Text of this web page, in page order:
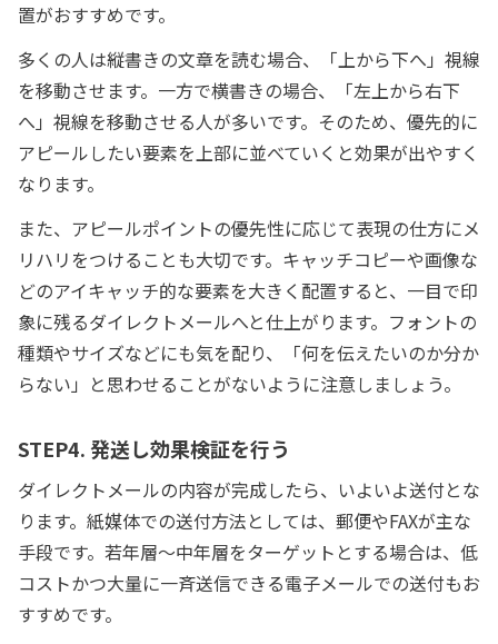
置がおすすめです。
多くの人は縦書きの文章を読む場合、「上から下へ」視線
を移動させます。一方で横書きの場合、「左上から右下
へ」視線を移動させる人が多いです。そのため、優先的に
アピールしたい要素を上部に並べていくと効果が出やすく
なります。
また、アピールポイントの優先性に応じて表現の仕方にメ
リハリをつけることも大切です。キャッチコピーや画像な
どのアイキャッチ的な要素を大きく配置すると、一目で印
象に残るダイレクトメールへと仕上がります。フォントの
種類やサイズなどにも気を配り、「何を伝えたいのか分か
らない」と思わせることがないように注意しましょう。
STEP4. 発送し効果検証を行う
ダイレクトメールの内容が完成したら、いよいよ送付とな
ります。紙媒体での送付方法としては、郵便やFAXが主な
手段です。若年層〜中年層をターゲットとする場合は、低
コストかつ大量に一斉送信できる電子メールでの送付もお
すすめです。